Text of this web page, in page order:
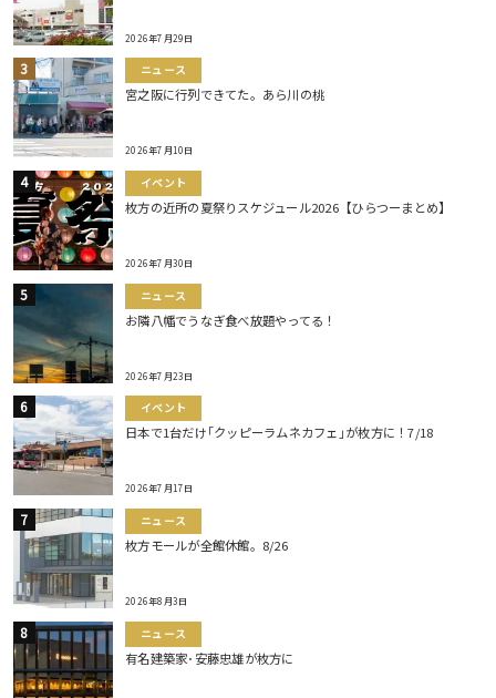
2026年7月29日
ニュース
宮之阪に行列できてた。あら川の桃
2026年7月10日
イベント
枚方の近所の夏祭りスケジュール2026【ひらつーまとめ】
2026年7月30日
ニュース
お隣八幡でうなぎ食べ放題やってる！
2026年7月23日
イベント
日本で1台だけ｢クッピーラムネカフェ｣が枚方に！7/18
2026年7月17日
ニュース
枚方モールが全館休館。8/26
2026年8月3日
ニュース
有名建築家･安藤忠雄が枚方に